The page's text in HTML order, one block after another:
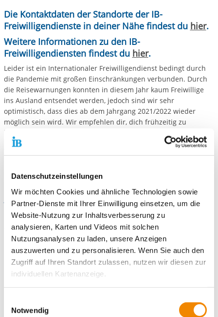
Datenschutzeinstellungen
Wir möchten Cookies und ähnliche Technologien sowie
Partner-Dienste mit Ihrer Einwilligung einsetzen, um die
Website-Nutzung zur Inhaltsverbesserung zu
analysieren, Karten und Videos mit solchen
Nutzungsanalysen zu laden, unsere Anzeigen
auszuwerten und zu personalisieren. Wenn Sie auch den
Zugriff auf Ihren Standort zulassen, nutzen wir diesen zur
individuellen Kartenanzeige.
unsere Partner Daten wie Ihre IP-Adresse und
Notwendig
Die Kontaktdaten der Standorte der IB-
Freiwilligendienste in deiner Nähe findest du hier.
Weitere Informationen zu den IB-
Freiwilligendiensten findest du hier.
Leider ist ein Internationaler Freiwilligendienst bedingt durch
die Pandemie mit großen Einschränkungen verbunden. Durch
die Reisewarnungen konnten in diesem Jahr kaum Freiwillige
ins Ausland entsendet werden, jedoch sind wir sehr
optimistisch, dass dies ab dem Jahrgang 2021/2022 wieder
möglich sein wird. Wir empfehlen dir, dich frühzeitig zu
bewerben.
Weitere Informationen und Ansprechpartner*innen zu den
Allgemeine Informationen
Über diese Portale sind allgemeine Informationen zu Corona
abrufbar:
Gesundheitsministerium -
www.bundesgesundheitsministerium.de
Robert-Koch-Institut (RKI) -www.rki.de
Bundeszentrale für gesundheitliche Aufklärung (BZgA) -
www.infektionsschutz.de